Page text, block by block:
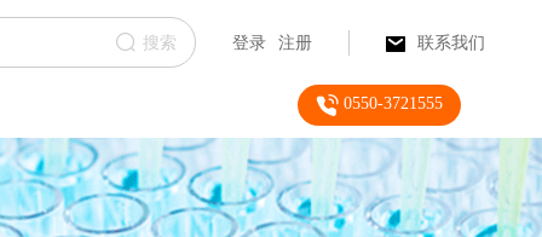
搜索 登录 注册 联系我们
0550-3721555